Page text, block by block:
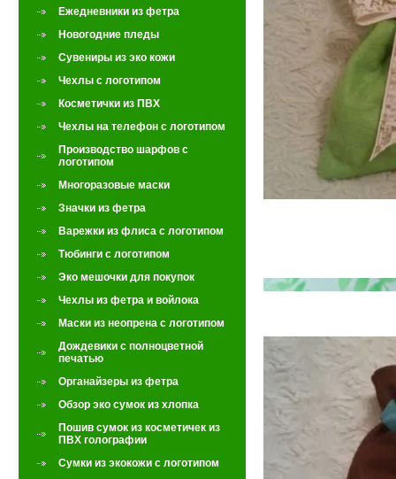
Ежедневники из фетра
Новогодние пледы
Сувениры из эко кожи
Чехлы с логотипом
Косметички из ПВХ
Чехлы на телефон с логотипом
Производство шарфов с
логотипом
Многоразовые маски
Значки из фетра
Варежки из флиса с логотипом
Тюбинги с логотипом
Эко мешочки для покупок
Чехлы из фетра и войлока
Маски из неопрена с логотипом
Дождевики с полноцветной
печатью
Органайзеры из фетра
Обзор эко сумок из хлопка
Пошив сумок из косметичек из
ПВХ голографии
Сумки из экокожи с логотипом